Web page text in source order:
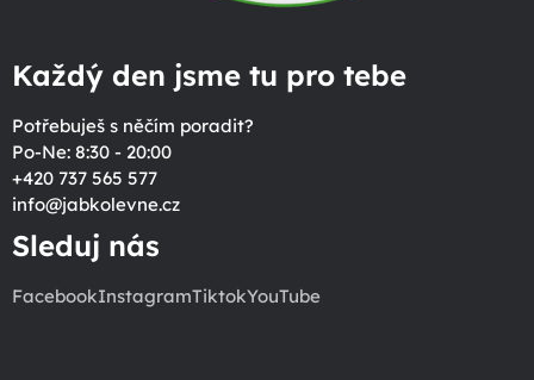
Každý den jsme tu pro tebe
Potřebuješ s něčím poradit?
Po-Ne: 8:30 - 20:00
+420 737 565 577
info@jabkolevne.cz
Sleduj nás
FacebookInstagramTiktokYouTube